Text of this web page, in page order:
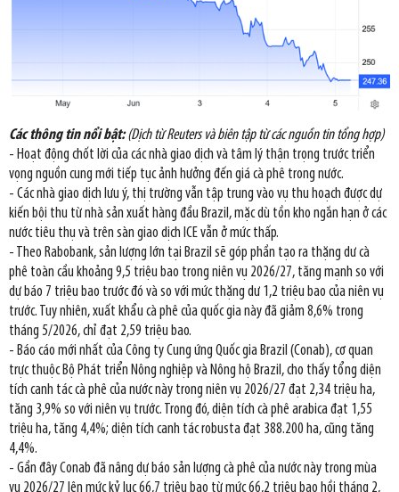
Các thông tin nổi bật:(Dịch từ Reuters và biên tập từ các nguồn tin tổng hợp)
- Hoạt động chốt lời của các nhà giao dịch và tâm lý thận trọng trước triển
vọng nguồn cung mới tiếp tục ảnh hưởng đến giá cà phê trong nước.
- Các nhà giao dịch lưu ý, thị trường vẫn tập trung vào vụ thu hoạch được dự
kiến bội thu từ nhà sản xuất hàng đầu Brazil, mặc dù tồn kho ngắn hạn ở các
nước tiêu thụ và trên sàn giao dịch ICE vẫn ở mức thấp.
- Theo Rabobank, sản lượng lớn tại Brazil sẽ góp phần tạo ra thặng dư cà
phê toàn cầu khoảng 9,5 triệu bao trong niên vụ 2026/27, tăng mạnh so với
dự báo 7 triệu bao trước đó và so với mức thặng dư 1,2 triệu bao của niên vụ
trước. Tuy nhiên, xuất khẩu cà phê của quốc gia này đã giảm 8,6% trong
tháng 5/2026, chỉ đạt 2,59 triệu bao.
- Báo cáo mới nhất của Công ty Cung ứng Quốc gia Brazil (Conab), cơ quan
trực thuộc Bộ Phát triển Nông nghiệp và Nông hộ Brazil, cho thấy tổng diện
tích canh tác cà phê của nước này trong niên vụ 2026/27 đạt 2,34 triệu ha,
tăng 3,9% so với niên vụ trước. Trong đó, diện tích cà phê arabica đạt 1,55
triệu ha, tăng 4,4%; diện tích canh tác robusta đạt 388.200 ha, cũng tăng
4,4%.
- Gần đây Conab đã nâng dự báo sản lượng cà phê của nước này trong mùa
vụ 2026/27 lên mức kỷ lục 66,7 triệu bao từ mức 66,2 triệu bao hồi tháng 2,